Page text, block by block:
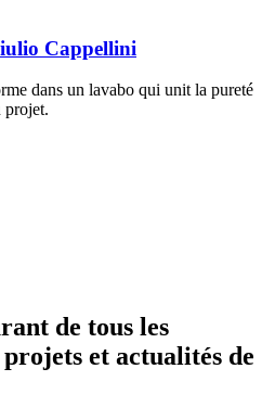
Cappellini
dans un lavabo qui unit la pureté
projet.
de tous les
et actualités de